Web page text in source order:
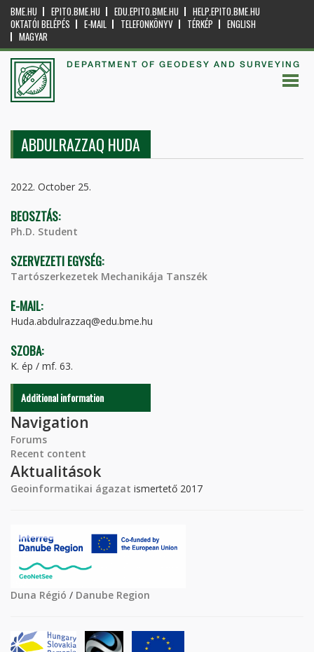
BME.HU EPITO.BME.HU EDU.EPITO.BME.HU
HELP.EPITO.BME.HU
OKTATÓI BELÉPÉS
E-MAIL TELEFONKÖNYV TÉRKÉP
ENGLISH
MAGYAR
DEPARTMENT OF GEODESY AND SURVEYING
ABDULRAZZAQ HUDA
2022. October 25.
BEOSZTÁS:
Ph.D. Student
SZERVEZETI EGYSÉG:
Tartószerkezetek Mechanikája Tanszék
E-MAIL:
Huda.abdulrazzaq@edu.bme.hu
SZOBA:
K. ép / mf. 63.
Additional information
Navigation
Forums
Recent content
Aktualitások
Geoinformatikai ágazat ismertető 2017
Duna Régió / Danube Region